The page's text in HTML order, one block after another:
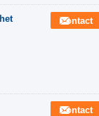
Contact
Contact